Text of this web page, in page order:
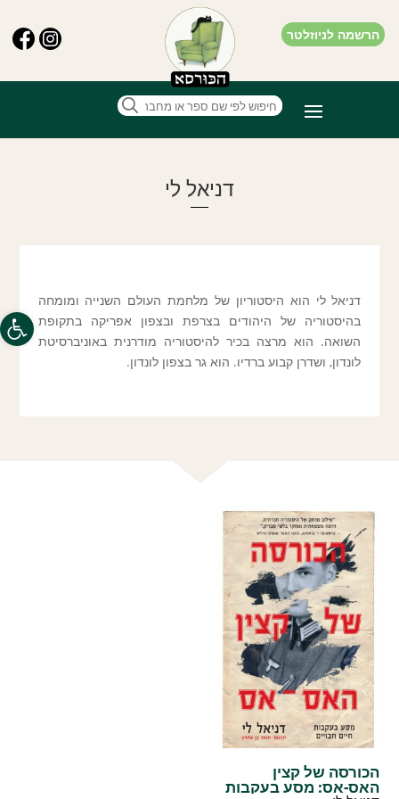
פתח
הרשמה לניוזלטר
דניאל לי
דניאל לי הוא היסטוריון של מלחמת העולם השנייה ומומחה
בהיסטוריה של היהודים בצרפת ובצפון אפריקה בתקופת
השואה. הוא מרצה בכיר להיסטוריה מודרנית באוניברסיטת
לונדון, ושדרן קבוע ברדיו. הוא גר בצפון לונדון.
הכורסה של קצין
האס-אס: מסע בעקבות